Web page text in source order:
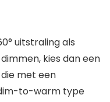
uitstraling als
kies dan een
met een
to-warm type